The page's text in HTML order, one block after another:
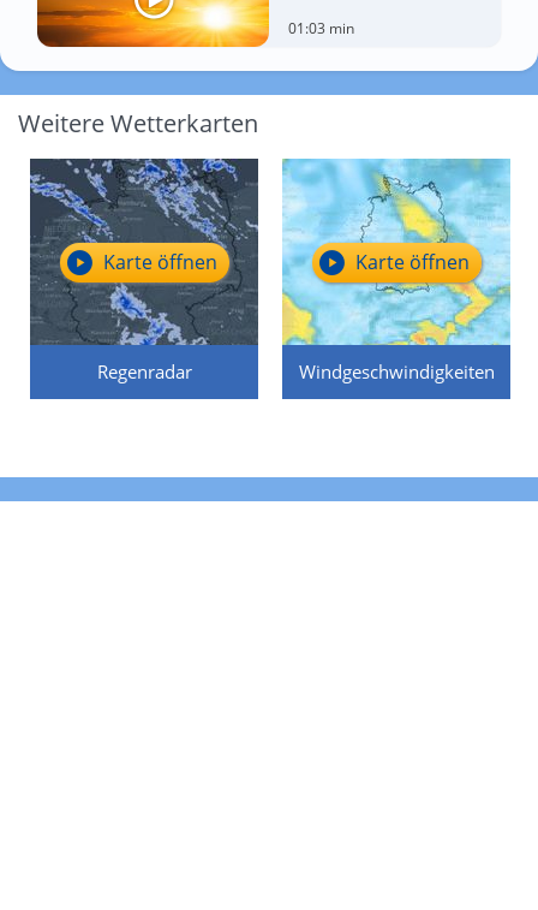
01:03 min
Weitere Wetterkarten
Regenradar
Karte öffnen
Windgeschwindigkeiten
Karte öffnen